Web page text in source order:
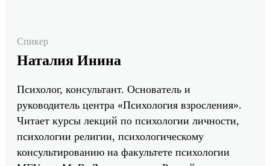
Спикер
Наталия Инина
Психолог, консультант. Основатель и
руководитель центра «Психология взросления».
Читает курсы лекций по психологии личности,
психологии религии, психологическому
консультированию на факультете психологии